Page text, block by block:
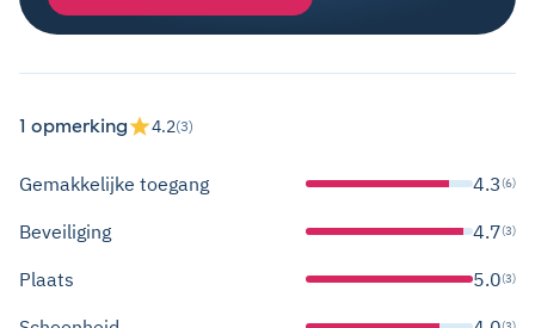
1 opmerking 4.2(3)
Gemakkelijke toegang 4.3(6)
Beveiliging 4.7(3)
Plaats 5.0(3)